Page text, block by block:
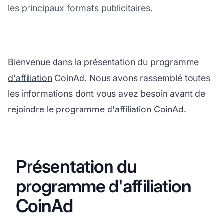
les principaux formats publicitaires.
Bienvenue dans la présentation du programme
d'affiliation CoinAd. Nous avons rassemblé toutes
les informations dont vous avez besoin avant de
rejoindre le programme d'affiliation CoinAd.
Présentation du
programme d'affiliation
CoinAd